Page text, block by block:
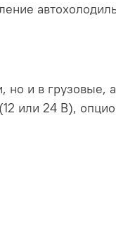
но и в грузовые,
или 24 В),